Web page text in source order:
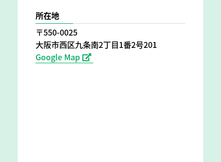
所在地
〒550-0025
大阪市西区九条南2丁目1番2号201
Google Map